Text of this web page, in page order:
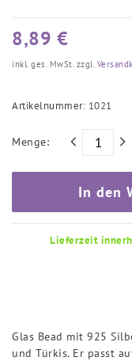
8,89 €
inkl. ges. MwSt. zzgl.
Artikelnummer: 1021
Menge:
In den
Lieferzeit
Glas Bead mit 925
und Türkis. Er passt